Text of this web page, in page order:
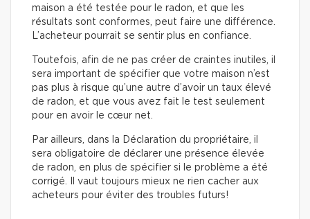
maison a été testée pour le radon, et que les
résultats sont conformes, peut faire une différence.
L’acheteur pourrait se sentir plus en confiance.
Toutefois, afin de ne pas créer de craintes inutiles, il
sera important de spécifier que votre maison n’est
pas plus à risque qu’une autre d’avoir un taux élevé
de radon, et que vous avez fait le test seulement
pour en avoir le cœur net.
Par ailleurs, dans la Déclaration du propriétaire, il
sera obligatoire de déclarer une présence élevée
de radon, en plus de spécifier si le problème a été
corrigé. Il vaut toujours mieux ne rien cacher aux
acheteurs pour éviter des troubles futurs!